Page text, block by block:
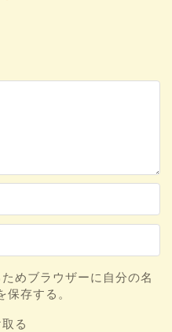
めブラウザーに自分の名
存する。
る